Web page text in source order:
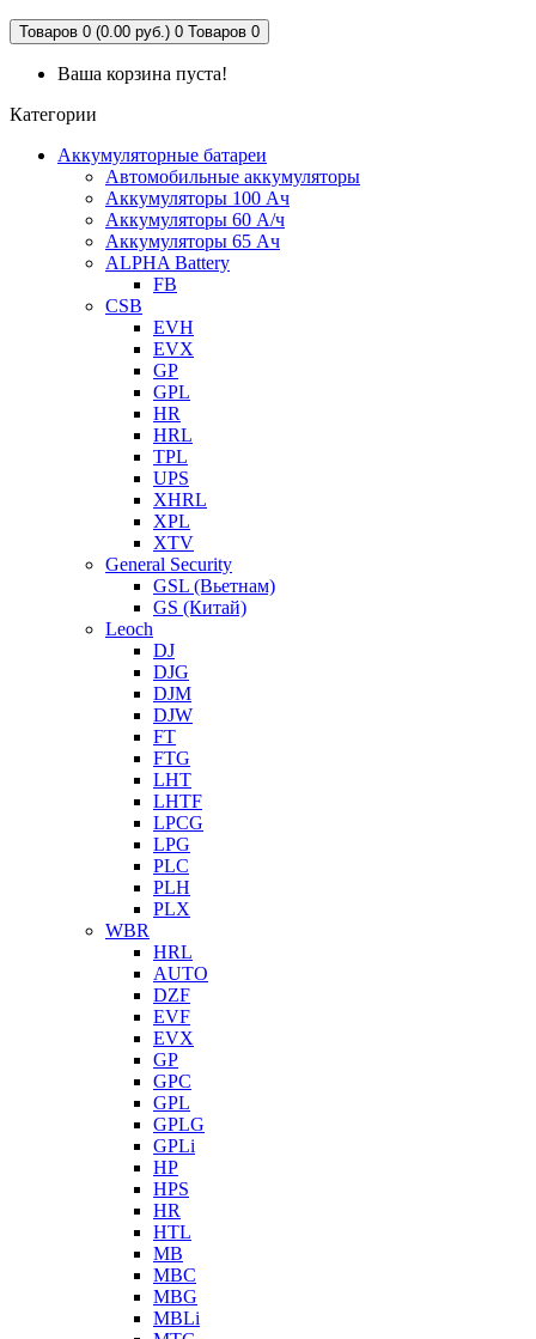
Товаров 0 (0.00 руб.) 0 Товаров 0
Ваша корзина пуста!
Категории
Аккумуляторные батареи
Автомобильные аккумуляторы
Аккумуляторы 100 Ач
Аккумуляторы 60 А/ч
Аккумуляторы 65 Ач
ALPHA Battery
FB
CSB
EVH
EVX
GP
GPL
HR
HRL
TPL
UPS
XHRL
XPL
XTV
General Security
GSL (Вьетнам)
GS (Китай)
Leoch
DJ
DJG
DJM
DJW
FT
FTG
LHT
LHTF
LPCG
LPG
PLC
PLH
PLX
WBR
HRL
AUTO
DZF
EVF
EVX
GP
GPC
GPL
GPLG
GPLi
HP
HPS
HR
HTL
MB
MBC
MBG
MBLi